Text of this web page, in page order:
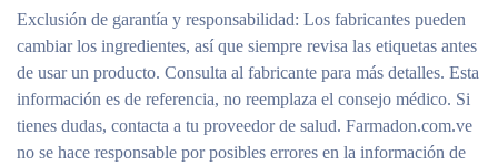
Exclusión de garantía y responsabilidad: Los fabricantes pueden
cambiar los ingredientes, así que siempre revisa las etiquetas antes
de usar un producto. Consulta al fabricante para más detalles. Esta
información es de referencia, no reemplaza el consejo médico. Si
tienes dudas, contacta a tu proveedor de salud. Farmadon.com.ve
no se hace responsable por posibles errores en la información de